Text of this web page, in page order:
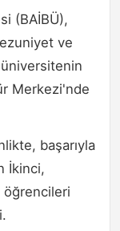
(BAİBÜ),
ve
Merkezi'nde
başarıyla
İkinci,
öğrencileri